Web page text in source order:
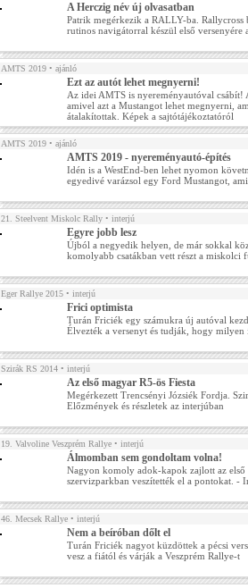
A Herczig név új olvasatban
Patrik megérkezik a RALLY-ba.
rutinos navigátorral készül első versenyére
AMTS 2019 • ajánló
Ezt az autót lehet megnyerni!
Az idei AMTS is nyereményautóval csábít!
amivel azt a Mustangot lehet megnyerni,
átalakítottak. Képek a sajtótájékoztatóról
AMTS 2019 • ajánló
AMTS 2019 - nyereményautó-építés
Idén is a WestEnd-ben lehet nyomon
egyedivé varázsol egy Ford Mustangot,
21. Steelvent Miskolc Rally • interjú
Egyre jobb lesz
Újból a negyedik helyen, de már sokkal
komolyabb csatákban vett részt a miskolci
Eger Rallye 2015 • interjú
Frici optimista
Turán Friciék egy számukra új autóval
Élvezték a versenyt és tudják, hogy
Szirák RS 2014 • interjú
Az első magyar R5-ös Fiesta
Megérkezett Trencsényi Józsiék Fordja.
Előzmények és részletek az interjúban
19. Valvoline Veszprém Rallye • interjú
Álmomban sem gondoltam volna!
Nagyon komoly adok-kapok zajlott az
szervizparkban veszítették el a pontokat. -
46. Mecsek Rallye • interjú
Nem a beíróban dőlt el
Turán Friciék nagyot küzdöttek a pécsi
vesz a fiától és várják a Veszprém Rallye-t